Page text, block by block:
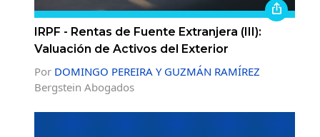
IRPF - Rentas de Fuente Extranjera (III):
Valuación de Activos del Exterior
Por DOMINGO PEREIRA Y GUZMÁN RAMÍREZ
Bergstein Abogados